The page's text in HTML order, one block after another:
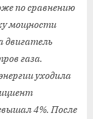
по сравнению
мощности
двигатель
газа.
уходила
4%. После